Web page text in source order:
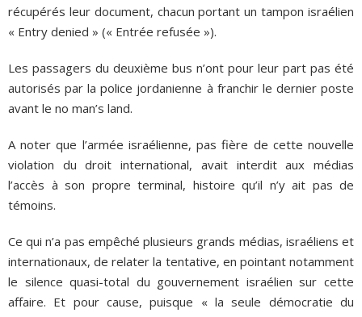
récupérés leur document, chacun portant un tampon israélien
« Entry denied » (« Entrée refusée »).
Les passagers du deuxième bus n’ont pour leur part pas été
autorisés par la police jordanienne à franchir le dernier poste
avant le no man’s land.
A noter que l’armée israélienne, pas fière de cette nouvelle
violation du droit international, avait interdit aux médias
l’accès à son propre terminal, histoire qu’il n’y ait pas de
témoins.
Ce qui n’a pas empêché plusieurs grands médias, israéliens et
internationaux, de relater la tentative, en pointant notamment
le silence quasi-total du gouvernement israélien sur cette
affaire. Et pour cause, puisque « la seule démocratie du